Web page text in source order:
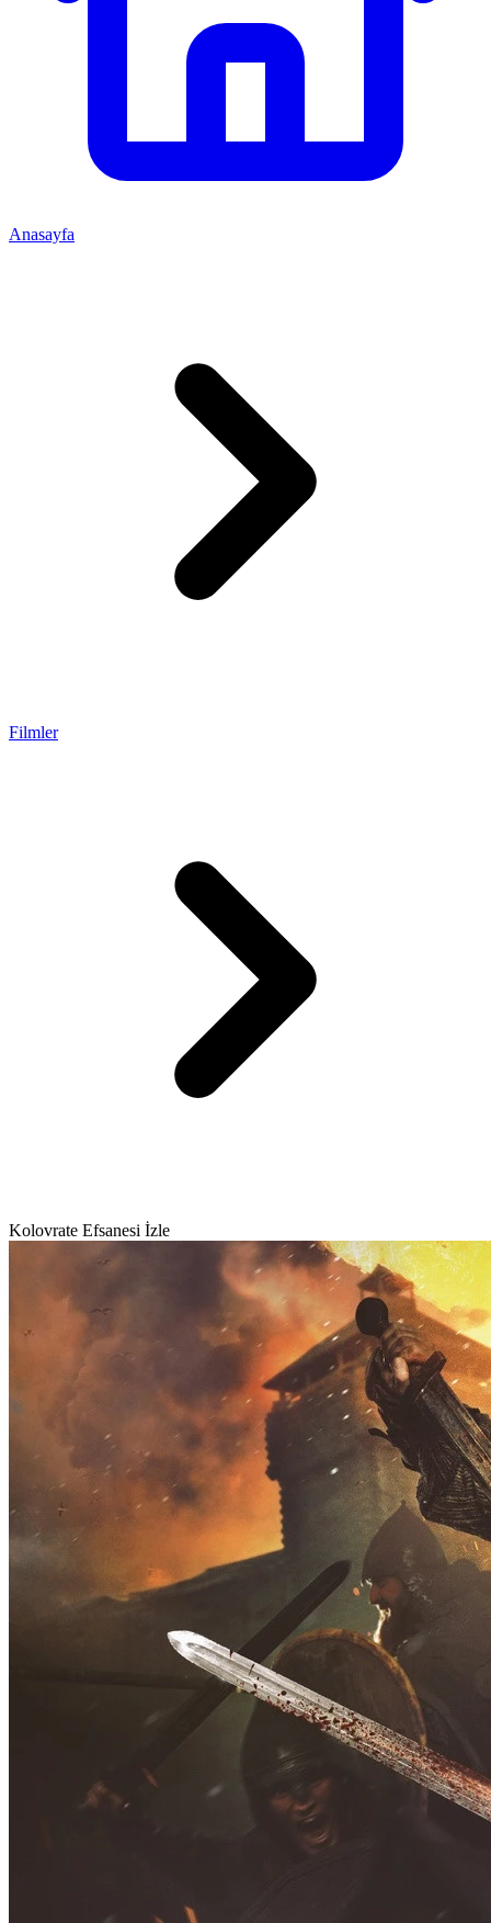
Anasayfa
Filmler
Kolovrate Efsanesi İzle